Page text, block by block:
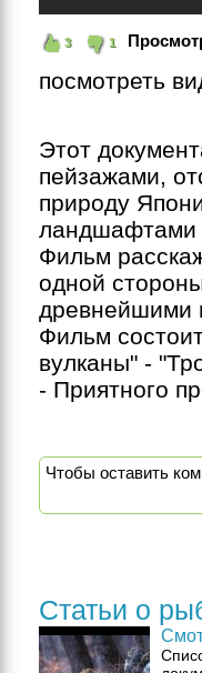
3 1
посмотреть
Этот
пейзажами,
природу
ландшафтами
Фильм
одной
древнейшими
Фильм
вулканы" -
- Приятного
Чтобы оставить
Статьи о